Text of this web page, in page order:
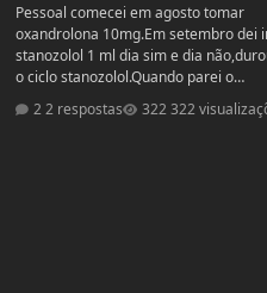
Pessoal comecei em agosto tomar
oxandrolona 10mg.Em setembro dei
stanozolol 1 ml dia sim e dia
o ciclo stanozolol.Quando parei o
stanozolol,me senti desanimada e
paranoica com os colaterais.Fiz
2 respostas 322